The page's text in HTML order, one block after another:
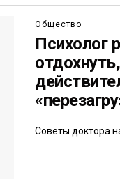
Общество
Психолог
Советы доктора